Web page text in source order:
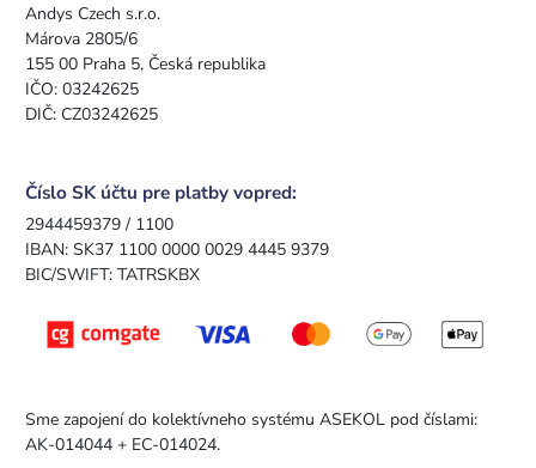
Andys Czech s.r.o.
Márova 2805/6
155 00 Praha 5, Česká republika
IČO: 03242625
DIČ: CZ03242625
Číslo SK účtu pre platby vopred:
2944459379 / 1100
IBAN: SK37 1100 0000 0029 4445 9379
BIC/SWIFT: TATRSKBX
Sme zapojení do kolektívneho systému ASEKOL pod číslami:
AK-014044 + EC-014024.